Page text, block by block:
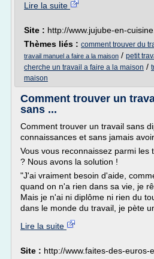
Lire la suite
Site : http://www.jujube-en-
Thèmes liés : comment trouver du
travail manuel a faire a la maison / petit
cherche un travail a faire a la maison /
maison
Comment trouver un
sans ...
Comment trouver un travail sans
connaissances et sans jamais
Vous vous reconnaissez parmi les
? Nous avons la solution !
"J'ai vraiment besoin d'aide,
quand on n'a rien dans sa vie, je
Mais je n'ai ni diplôme ni rien du
dans le monde du travail, je pète un
Lire la suite
Site : http://www.faites-des-euros-